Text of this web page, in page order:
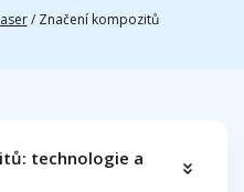
/ Značení kompozitů
technologie a